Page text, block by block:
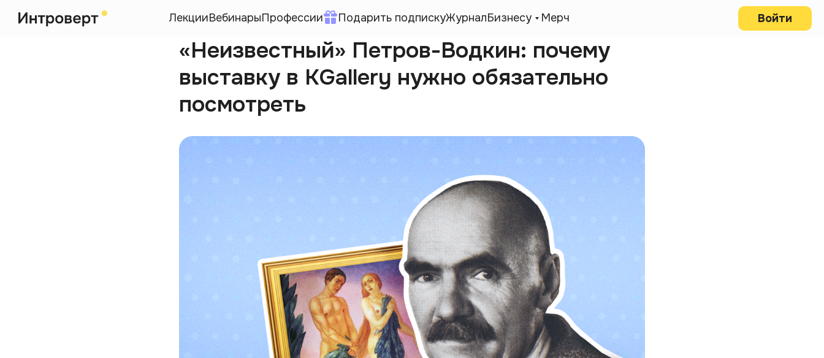
ЛекцииВебинарыПрофессии Подарить подпискуЖурналБизнесу Мерч Войти
«Неизвестный» Петров-Водкин: почему
выставку в KGallery нужно обязательно
посмотреть